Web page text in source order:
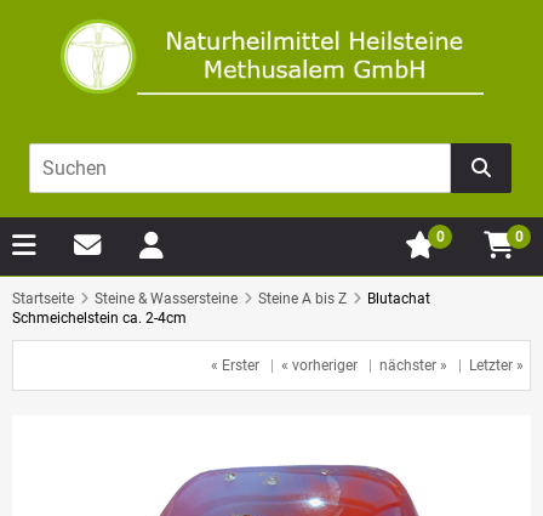
0
0
Startseite Steine & Wassersteine Steine A bis Z
Blutachat
Schmeichelstein ca. 2-4cm
« Erster | « vorheriger | nächster » | Letzter »